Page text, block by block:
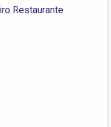
Restaurante